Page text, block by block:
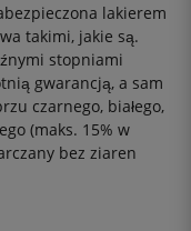
lakierem
takimi, jakie są.
stopniami
gwarancją, a sam
czarnego, białego,
(maks. 15% w
bez ziaren